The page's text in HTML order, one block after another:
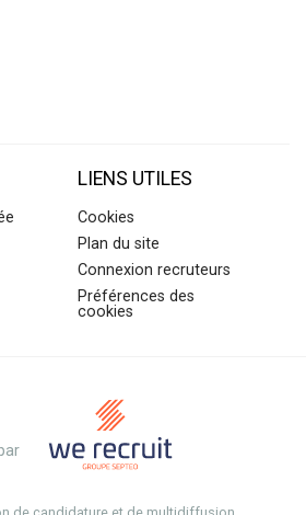
LIENS UTILES
Cookies
Plan du site
Connexion recruteurs
Préférences des
cookies